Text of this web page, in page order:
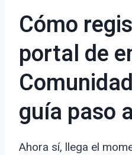
Cómo
portal de
guía paso
Ahora sí, llega el